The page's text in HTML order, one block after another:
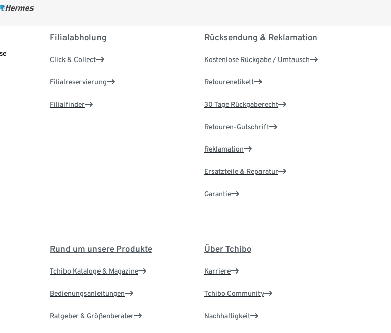
Filialabholung
Click & Collect
Filialreservierung
Filialfinder
Rücksendung & Reklamation
Kostenlose Rückgabe / Umtausch
Retourenetikett
30 Tage Rückgaberecht
Retouren-Gutschrift
Reklamation
Ersatzteile & Reparatur
Garantie
Rund um unsere Produkte
Tchibo Kataloge & Magazine
Bedienungsanleitungen
Ratgeber & Größenberater
Über Tchibo
Karriere
Tchibo Community
Nachhaltigkeit